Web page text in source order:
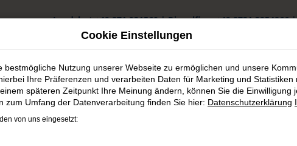
Landshut +49 871 931560|Dingolfing +49 8731 3254866
Cookie Einstellungen
bestmögliche Nutzung unserer Webseite zu ermöglichen und unsere
Ihre Präferenzen und verarbeiten Daten für Marketing und Statistiken
späteren Zeitpunkt Ihre Meinung ändern, können Sie die Einwilligung
zum Umfang der Datenverarbeitung finden Sie hier: Datenschutzerklärung
von uns eingesetzt: